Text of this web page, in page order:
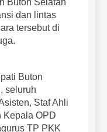
Buton Selatan
dan lintas
tersebut di
Buton
seluruh
Staf Ahli
Kepala OPD
TP PKK